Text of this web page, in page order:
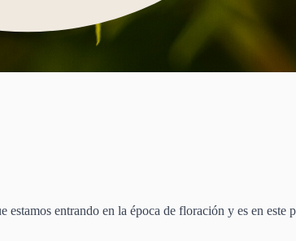
estamos entrando en la época de floración y es en